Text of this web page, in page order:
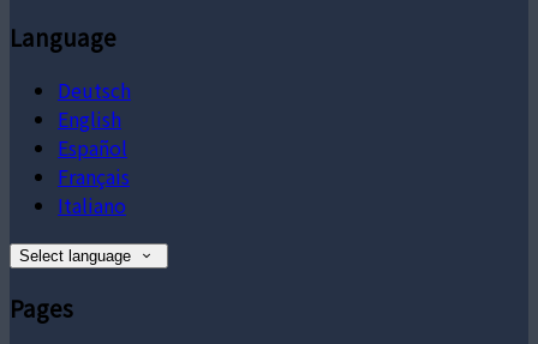
Language
Deutsch
English
Español
Français
Italiano
Select language
Pages